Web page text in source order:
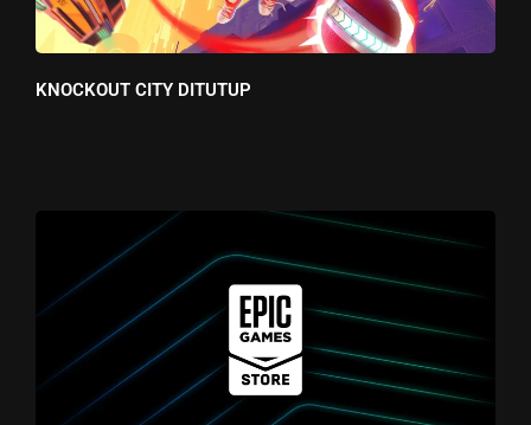
KNOCKOUT CITY DITUTUP